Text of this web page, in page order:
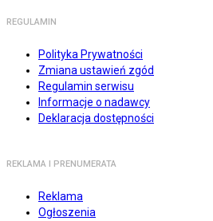
REGULAMIN
Polityka Prywatności
Zmiana ustawień zgód
Regulamin serwisu
Informacje o nadawcy
Deklaracja dostępności
REKLAMA I PRENUMERATA
Reklama
Ogłoszenia